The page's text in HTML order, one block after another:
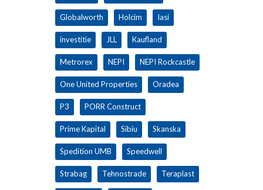
Globalworth Holcim Iasi
investitie JLL Kaufland
Metrorex NEPI NEPI Rockcastle
One United Properties Oradea
P3 PORR Construct
Prime Kapital Sibiu Skanska
Spedition UMB Speedwell
Strabag Tehnostrade Teraplast